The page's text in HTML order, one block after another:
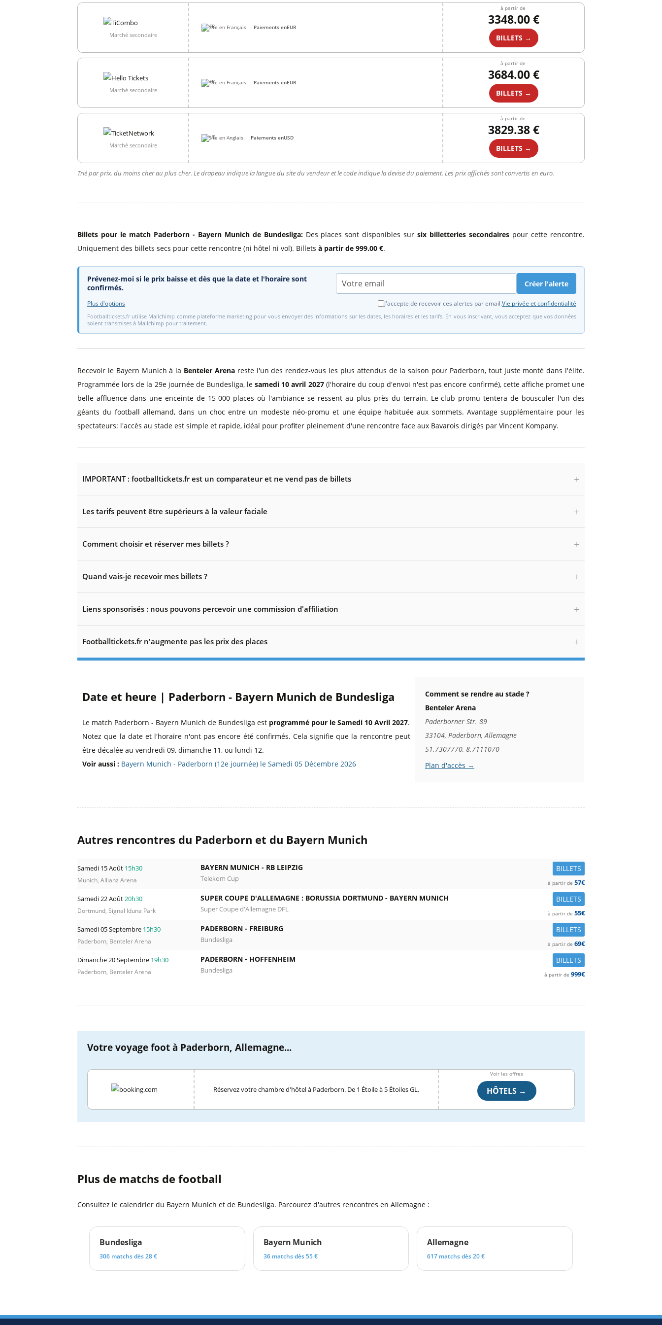
Marché secondaire
Site en Français Paiements enEUR
à partir de
3348.00 €
BILLETS →
Marché secondaire
Site en Français Paiements enEUR
à partir de
3684.00 €
BILLETS →
Marché secondaire
Site en Anglais Paiements enUSD
à partir de
3829.38 €
BILLETS →
Trié par prix, du moins cher au plus cher. Le drapeau indique la langue du site du vendeur et le code indique la devise du paiement. Les prix affichés sont convertis en euro.
Billets pour le match Paderborn - Bayern Munich de Bundesliga:Des places sont disponibles sursix billetteries secondaires pour cette rencontre.
Uniquement des billets secs pour cette rencontre (ni hôtel ni vol). Billets à partir de 999.00 €.
Prévenez-moi si le prix baisse et dès que la date et l'horaire sont
confirmés.
Créer l'alerte
J'accepte de recevoir ces alertes par email.Vie privée et confidentialité
Plus d'options
Footballtickets.fr utilise Mailchimp comme plateforme marketing pour vous envoyer des informations sur les dates, les horaires et les tarifs. En vous inscrivant, vous acceptez que vos données
soient transmises à Mailchimp pour traitement.
Recevoir le Bayern Munich à la Benteler Arenareste l'un des rendez-vous les plus attendus de la saison pour Paderborn, tout juste monté dans l'élite.
Programmée lors de la 29e journée de Bundesliga, lesamedi 10 avril 2027(l'horaire du coup d'envoi n'est pas encore confirmé), cette affiche promet une
belle affluence dans une enceinte de 15 000 places où l'ambiance se ressent au plus près du terrain. Le club promu tentera de bousculer l'un des
géants du football allemand, dans un choc entre un modeste néo-promu et une équipe habituée aux sommets. Avantage supplémentaire pour les
spectateurs: l'accès au stade est simple et rapide, idéal pour profiter pleinement d'une rencontre face aux Bavarois dirigés par Vincent Kompany.
IMPORTANT : footballtickets.fr est un comparateur et ne vend pas de billets
Les tarifs peuvent être supérieurs à la valeur faciale
Comment choisir et réserver mes billets ?
Quand vais-je recevoir mes billets ?
Liens sponsorisés : nous pouvons percevoir une commission d'affiliation
Footballtickets.fr n'augmente pas les prix des places
Date et heure | Paderborn - Bayern Munich de Bundesliga
Le match Paderborn - Bayern Munich de Bundesliga est programmé pour le Samedi 10 Avril 2027.
Notez que la date et l'horaire n'ont pas encore été confirmés. Cela signifie que la rencontre peut
être décalée au vendredi 09, dimanche 11, ou lundi 12.
Voir aussi : Bayern Munich - Paderborn (12e journée) le Samedi 05 Décembre 2026
Comment se rendre au stade ?
Benteler Arena
Paderborner Str. 89
33104, Paderborn, Allemagne
51.7307770, 8.7111070
Plan d'accès →
Autres rencontres du Paderborn et du Bayern Munich
Samedi 15 Août 15h30
Munich, Allianz Arena
BILLETS
BAYERN MUNICH - RB LEIPZIG
Telekom Cup à partir de 57€
Samedi 22 Août20h30
Dortmund, Signal Iduna Park
BILLETS
SUPER COUPE D'ALLEMAGNE : BORUSSIA DORTMUND - BAYERN MUNICH
Super Coupe d'Allemagne DFL à partir de 55€
Samedi 05 Septembre 15h30
Paderborn, Benteler Arena
BILLETS
PADERBORN - FREIBURG
Bundesliga à partir de 69€
Dimanche 20 Septembre 19h30
Paderborn, Benteler Arena
BILLETS
PADERBORN - HOFFENHEIM
Bundesliga à partir de 999€
Votre voyage foot à Paderborn, Allemagne...
Réservez votre chambre d'hôtel à Paderborn. De 1 Étoile à 5 Étoiles GL.
Voir les offres
HÔTELS →
Plus de matchs de football
Consultez le calendrier du Bayern Munich et de Bundesliga. Parcourez d'autres rencontres en Allemagne :
Bundesliga
306 matchs dès 28 €
Bayern Munich
36 matchs dès 55 €
Allemagne
617 matchs dès 20 €